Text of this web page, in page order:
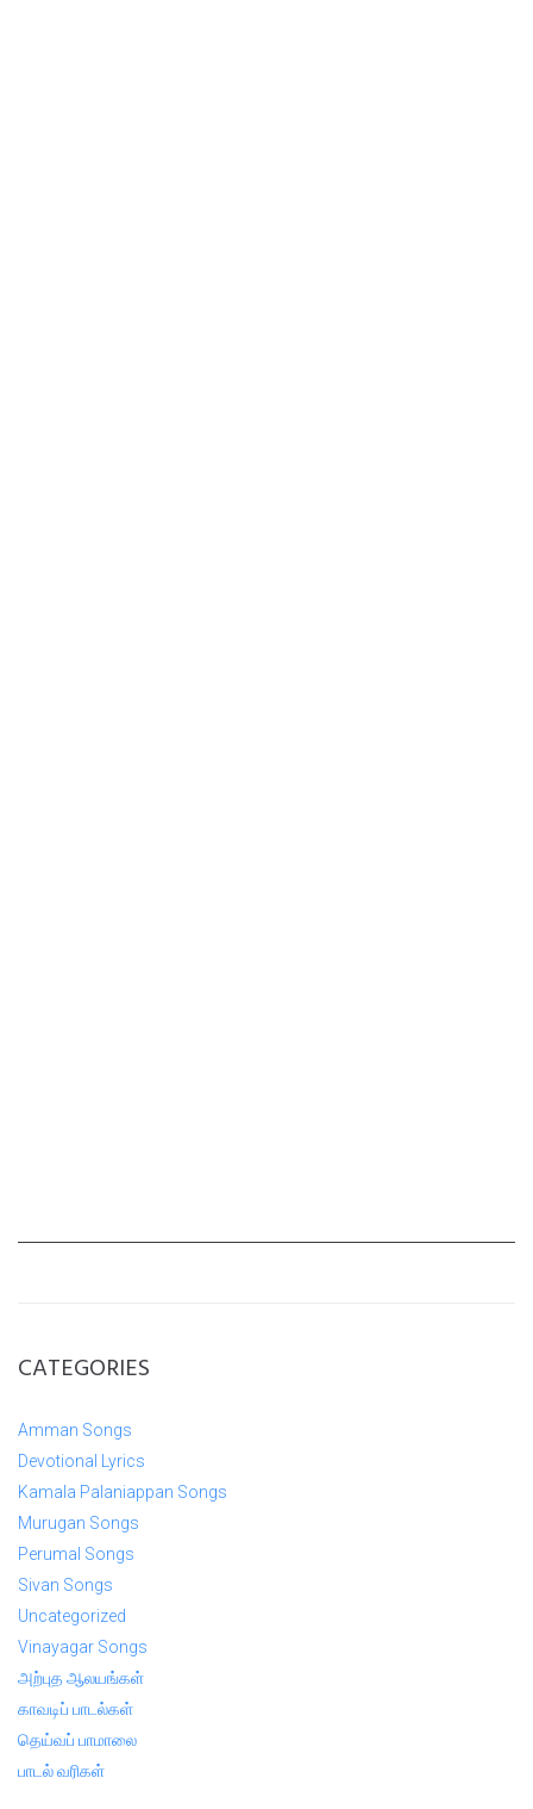
CATEGORIES
Amman Songs
Devotional Lyrics
Kamala Palaniappan Songs
Murugan Songs
Perumal Songs
Sivan Songs
Uncategorized
Vinayagar Songs
அற்புத ஆலயங்கள்
காவடிப் பாடல்கள்
தெய்வப் பாமாலை
பாடல் வரிகள்